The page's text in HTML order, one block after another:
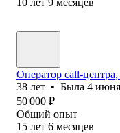
Оператор call-
38 лет • Была 4
50 000 ₽
Общий опыт
15 лет 6 месяцев